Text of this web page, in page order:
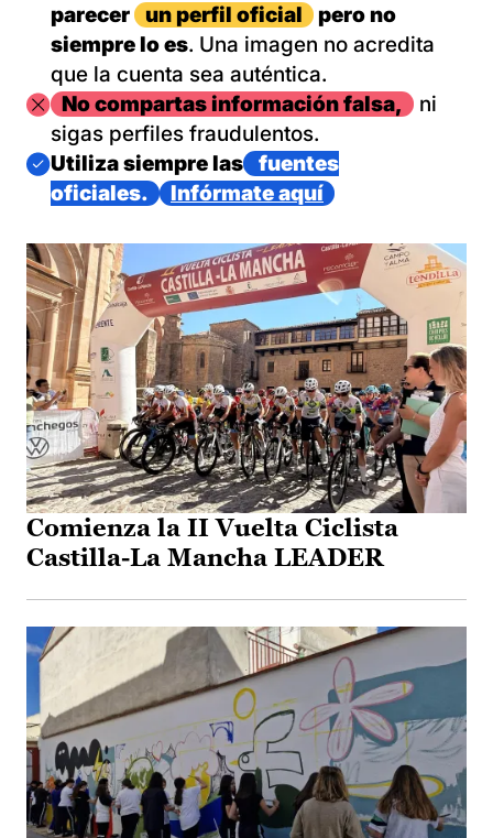
parecer
un perfil oficial
pero no
siempre lo es. Una imagen no acredita
que la cuenta sea auténtica.
ImagenNo compartas información falsa,
ni
sigas perfiles fraudulentos.
Imagen
Utiliza siempre las
fuentes
oficiales.
Infórmate aquí
Comienza la II Vuelta Ciclista
Castilla-La Mancha LEADER